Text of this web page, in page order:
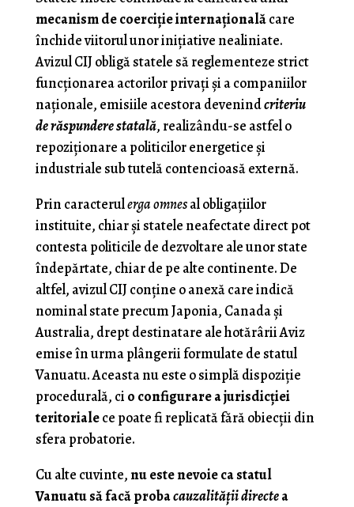
mecanism de coerciţie internaţionalăcare
închide viitorul unor iniţiative nealiniate.
Avizul CIJ obligă statele să reglementeze strict
funcţionarea actorilor privaţi şi a companiilor
naţionale, emisiile acestora devenindcriteriu
de răspundere statală, realizându-se astfel o
repoziţionare a politicilor energetice şi
industriale sub tutelă contencioasă externă.
Prin caracterulerga omnesal obligaţiilor
instituite, chiar şi statele neafectate direct pot
contesta politicile de dezvoltare ale unor state
îndepărtate, chiar de pe alte continente. De
altfel, avizul CIJ conţine o anexă care indică
nominal state precum Japonia, Canada şi
Australia, drept destinatare ale hotărârii Aviz
emise în urma plângerii formulate de statul
Vanuatu. Aceasta nu este o simplă dispoziţie
procedurală, ci o configurare a jurisdicţiei
teritorialece poate fi replicată fără obiecţii din
sfera probatorie.
Cu alte cuvinte,nu este nevoie ca statul
Vanuatu să facă probacauzalităţii directea